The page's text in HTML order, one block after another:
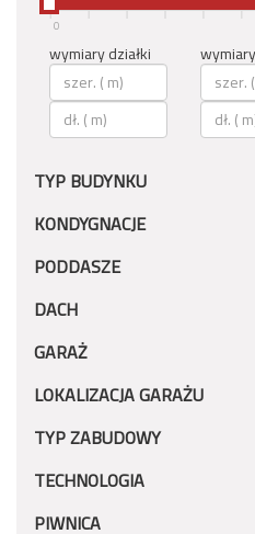
0
wymiary działki
TYP BUDYNKU
KONDYGNACJE
PODDASZE
DACH
GARAŻ
LOKALIZACJA GARAŻU
TYP ZABUDOWY
TECHNOLOGIA
PIWNICA